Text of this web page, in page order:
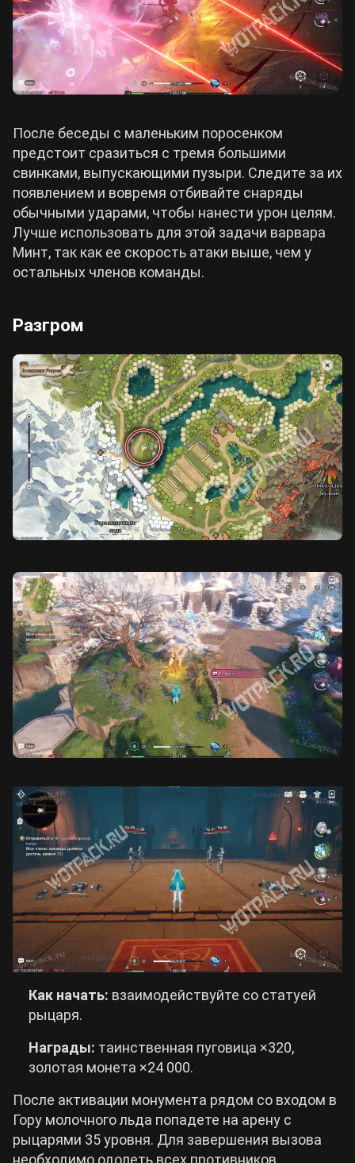
После беседы с маленьким поросенком
предстоит сразиться с тремя большими
свинками, выпускающими пузыри. Следите за их
появлением и вовремя отбивайте снаряды
обычными ударами, чтобы нанести урон целям.
Лучше использовать для этой задачи варвара
Минт, так как ее скорость атаки выше, чем у
остальных членов команды.
Разгром
Как начать: взаимодействуйте со статуей
рыцаря.
Награды: таинственная пуговица ×320,
золотая монета ×24 000.
После активации монумента рядом со входом в
Гору молочного льда попадете на арену с
рыцарями 35 уровня. Для завершения вызова
необходимо одолеть всех противников